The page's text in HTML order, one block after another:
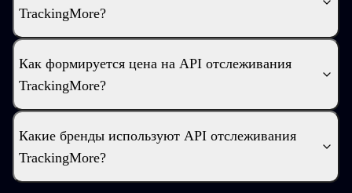
TrackingMore?
Как формируется цена на API отслеживания
TrackingMore?
Какие бренды используют API отслеживания
TrackingMore?